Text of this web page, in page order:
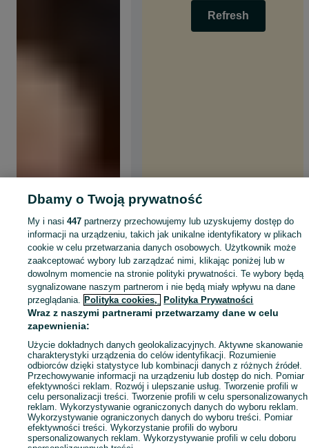
Refresh
Dbamy o Twoją prywatność
My i nasi447 partnerzy przechowujemy lub uzyskujemy dostęp do
informacji na urządzeniu, takich jak unikalne identyfikatory w plikach
cookie w celu przetwarzania danych osobowych. Użytkownik może
zaakceptować wybory lub zarządzać nimi, klikając poniżej lub w
dowolnym momencie na stronie polityki prywatności. Te wybory będą
sygnalizowane naszym partnerom i nie będą miały wpływu na dane
przeglądania. Polityka cookies, Polityka Prywatności
Wraz z naszymi partnerami przetwarzamy dane w celu
zapewnienia:
Użycie dokładnych danych geolokalizacyjnych. Aktywne skanowanie
charakterystyki urządzenia do celów identyfikacji. Rozumienie
odbiorców dzięki statystyce lub kombinacji danych z różnych źródeł.
Przechowywanie informacji na urządzeniu lub dostęp do nich. Pomiar
efektywności reklam. Rozwój i ulepszanie usług. Tworzenie profili w
celu personalizacji treści. Tworzenie profili w celu spersonalizowanych
reklam. Wykorzystywanie ograniczonych danych do wyboru reklam.
Wykorzystywanie ograniczonych danych do wyboru treści. Pomiar
efektywności treści. Wykorzystanie profili do wyboru
spersonalizowanych reklam. Wykorzystywanie profili w celu doboru